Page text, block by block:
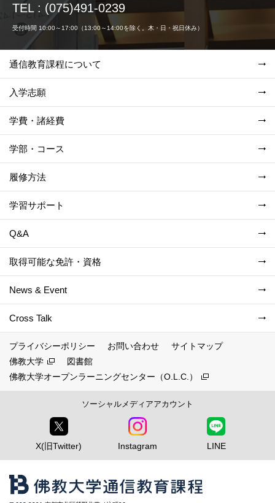
TEL : (075)491-0239
受付時間 10:00～17:00（13:00～14:00を除く。木・日・祝日休み）
通信教育課程について
入学志願
学費・諸経費
学部・コース
履修方法
学習サポート
Q&A
取得可能な免許・資格
News & Event
Cross Talk
プライバシーポリシー お問い合わせ
サイトマップ
佛教大学
図書館
佛教大学オープンラーニングセンター（O.L.C.）
ソーシャルメディアアカウント
X(旧Twitter) Instagram LINE